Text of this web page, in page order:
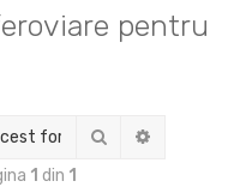
pentru
Căutare
1 din 1